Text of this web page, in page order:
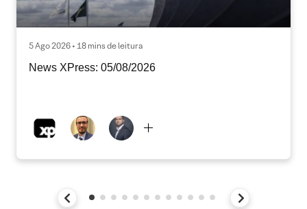
5 Ago 2026 • 18 mins de leitura
News XPress: 05/08/2026